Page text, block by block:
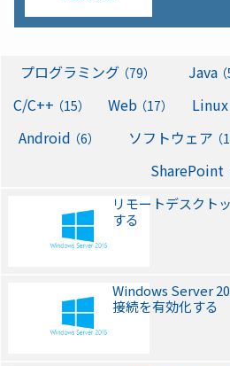
プログラミング （79） Java
C/C++ （15） Web （17） Linux
Android （6） ソフトウェア （
SharePoint
リモートデスクト
する
Windows Server
接続を有効化する